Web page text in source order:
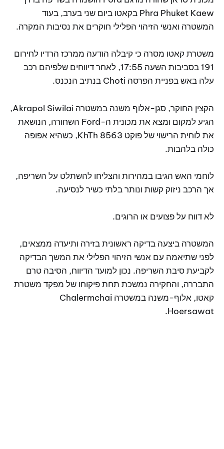
Phra Phuket Kaew בקאטו ביום שני בערב, בעוד
המשטרה ואנשי הזיהוי הפלילי חוקרים את נסיבות המקרה.
משטרת קאטו מסרה כי קיבלה הודעה ממרכז הרדיו לחירום
191 בסביבות השעה 17:55, לאחר דיווחים שלפיהם רכב
עלה באש בפניית הפרסה Choti בנתיב הנכנס.
הקצין החוקר, סגן-אלוף משנה במשטרה Akrapol Siwilai,
הגיע למקום ומצא את מכונית ה-Ford השחורה, הנושאת
את לוחית הרישוי של פוקט KhTh 8563, כשהיא אפופה
כולה בלהבות.
לוחמי האש הגיבו במהירות והצליחו להשתלט על השריפה,
אך הרכב ניזוק קשות ונותר בלתי כשיר לנסיעה.
לא דווח על פצועים או הרוגים.
המשטרה ביצעה בדיקה ראשונית בזירה ותיעדה ממצאים,
לפני שתיאמה עם אנשי הזיהוי הפלילי את המשך הבדיקה
לקביעת סיבת השריפה. נכון למועד הדיווח, הסיבה טרם
התבררה, והחקירה נמשכת תחת פיקוחו של מפקד משטרת
קאטו, אלוף-משנה במשטרה Chalermchai
Hoersawat.